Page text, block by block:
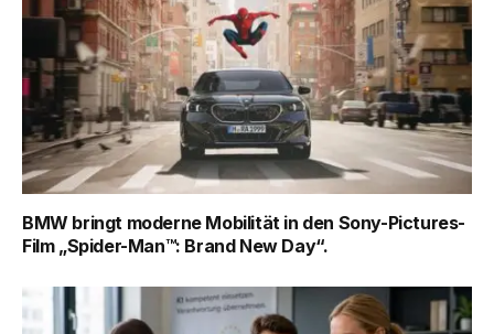
BMW bringt moderne Mobilität in den Sony-Pictures-
Film „Spider-Man™: Brand New Day“.